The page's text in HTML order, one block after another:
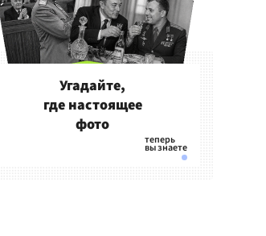
Угадайте,
где настоящее
фото